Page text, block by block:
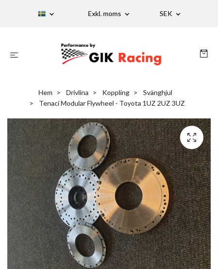
Exkl. moms SEK
Hem Drivlina Koppling
Svänghjul
Tenaci Modular Flywheel - Toyota 1UZ 2UZ 3UZ